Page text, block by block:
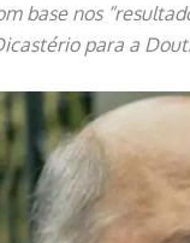
base nos
para a